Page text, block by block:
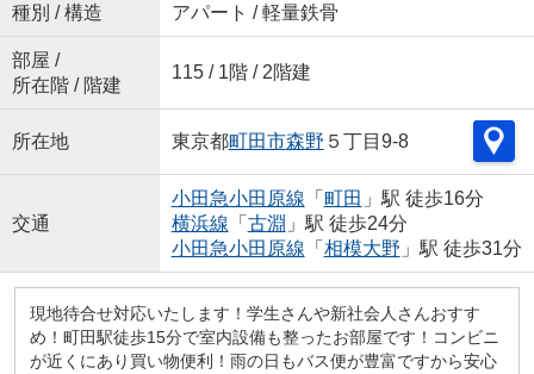
種別 / 構造 アパート / 軽量鉄骨
部屋 /
所在階 / 階建
115 / 1階 / 2階建
所在地 東京都町田市森野 ５丁目9-8
交通
小田急小田原線 「 町田 」駅 徒歩16分
横浜線 「 古淵 」駅 徒歩24分
小田急小田原線 「 相模大野 」駅 徒歩31分
現地待合せ対応いたします！学生さんや新社会人さんおすす
め！町田駅徒歩15分で室内設備も整ったお部屋です！コンビニ
が近くにあり買い物便利！雨の日もバス便が豊富ですから安心